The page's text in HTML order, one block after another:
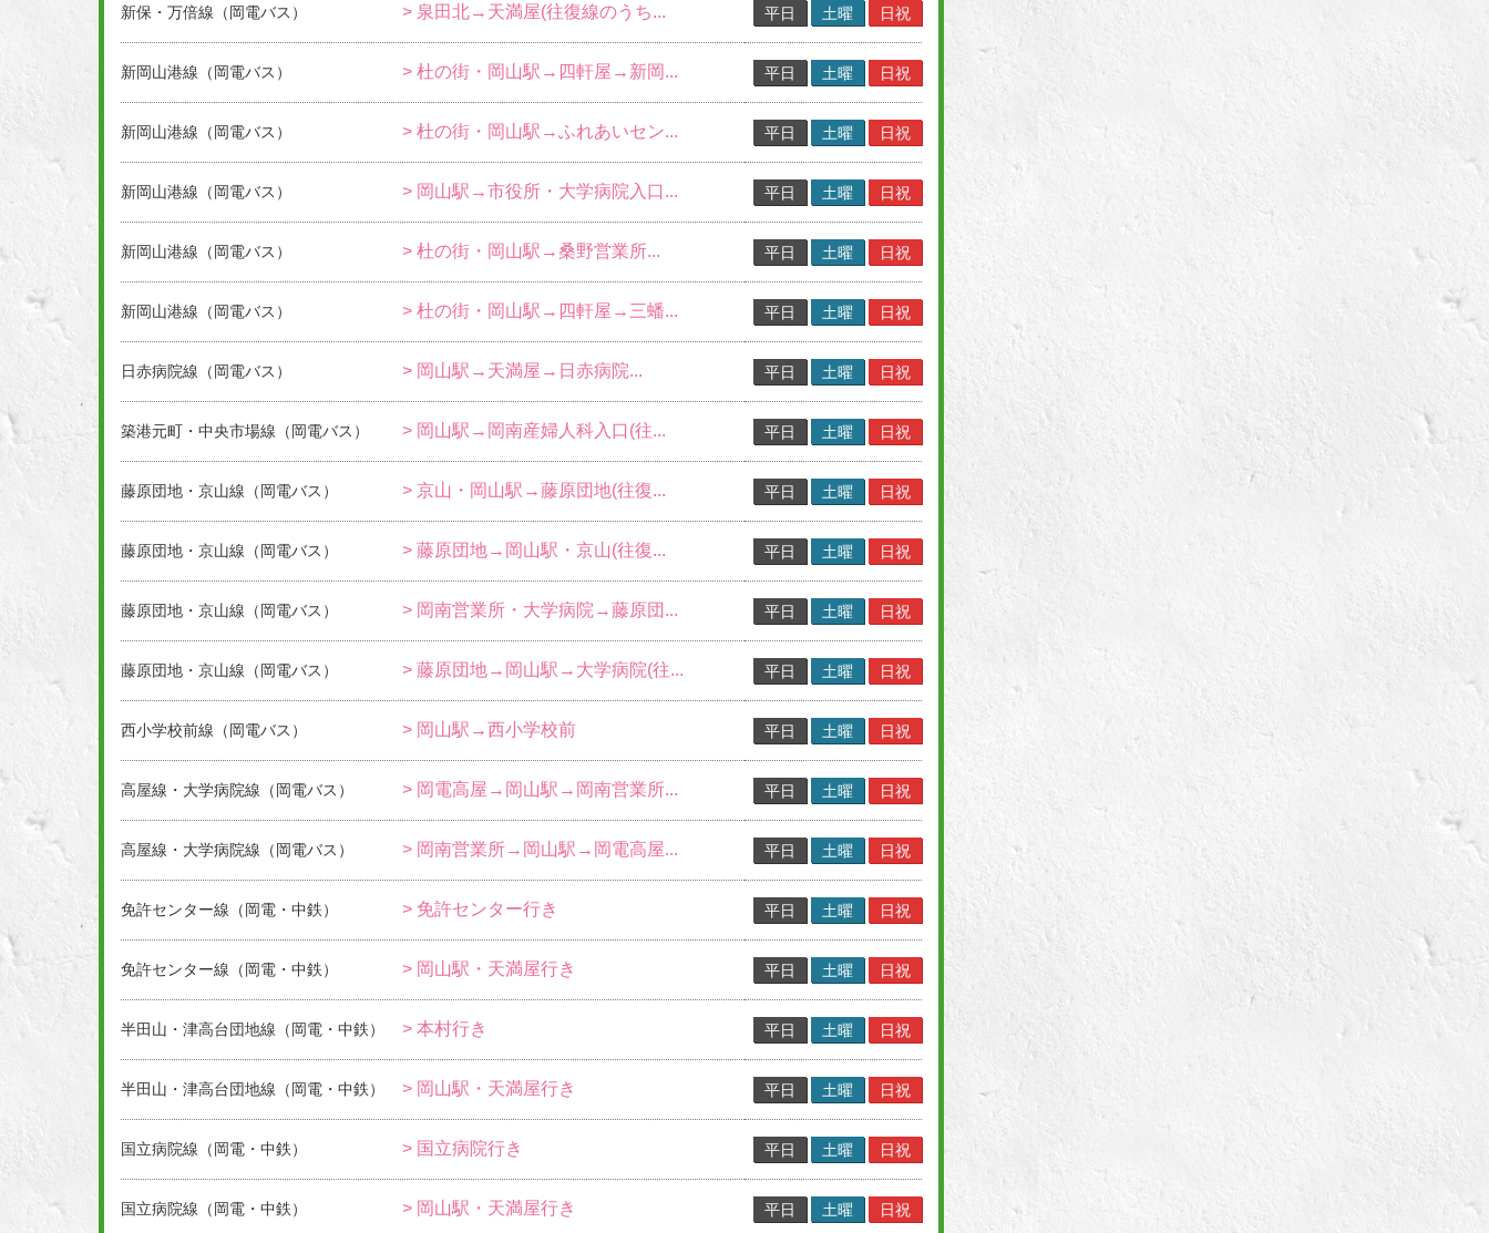
新保・万倍線（岡電バス） > 泉田北→天満屋(往復線のうち... 平日 土曜 日祝
新岡山港線（岡電バス） > 杜の街・岡山駅→四軒屋→新岡... 平日 土曜 日祝
新岡山港線（岡電バス） > 杜の街・岡山駅→ふれあいセン... 平日 土曜 日祝
新岡山港線（岡電バス） > 岡山駅→市役所・大学病院入口... 平日 土曜 日祝
新岡山港線（岡電バス） > 杜の街・岡山駅→桑野営業所... 平日 土曜 日祝
新岡山港線（岡電バス） > 杜の街・岡山駅→四軒屋→三蟠... 平日 土曜 日祝
日赤病院線（岡電バス） > 岡山駅→天満屋→日赤病院... 平日 土曜 日祝
築港元町・中央市場線（岡電バス） > 岡山駅→岡南産婦人科入口(往... 平日 土曜 日祝
藤原団地・京山線（岡電バス） > 京山・岡山駅→藤原団地(往復... 平日 土曜 日祝
藤原団地・京山線（岡電バス） > 藤原団地→岡山駅・京山(往復... 平日 土曜 日祝
藤原団地・京山線（岡電バス） > 岡南営業所・大学病院→藤原団... 平日 土曜 日祝
藤原団地・京山線（岡電バス） > 藤原団地→岡山駅→大学病院(往... 平日 土曜 日祝
西小学校前線（岡電バス） > 岡山駅→西小学校前 平日 土曜 日祝
高屋線・大学病院線（岡電バス） > 岡電高屋→岡山駅→岡南営業所... 平日 土曜 日祝
高屋線・大学病院線（岡電バス） > 岡南営業所→岡山駅→岡電高屋... 平日 土曜 日祝
免許センター線（岡電・中鉄） > 免許センター行き 平日 土曜 日祝
免許センター線（岡電・中鉄） > 岡山駅・天満屋行き 平日 土曜 日祝
半田山・津高台団地線（岡電・中鉄） > 本村行き 平日 土曜 日祝
半田山・津高台団地線（岡電・中鉄） > 岡山駅・天満屋行き 平日 土曜 日祝
国立病院線（岡電・中鉄） > 国立病院行き 平日 土曜 日祝
国立病院線（岡電・中鉄） > 岡山駅・天満屋行き 平日 土曜 日祝